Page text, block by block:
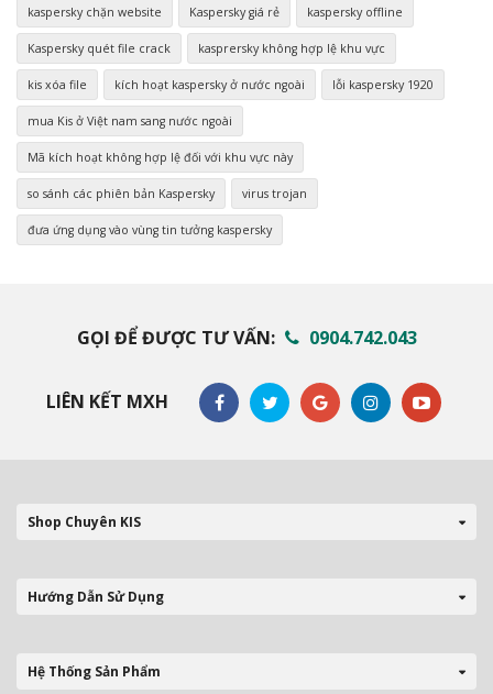
kaspersky chặn website Kaspersky giá rẻ kaspersky offline
Kaspersky quét file crack kasprersky không hợp lệ khu vực
kis xóa file kích hoạt kaspersky ở nước ngoài lỗi kaspersky 1920
mua Kis ở Việt nam sang nước ngoài
Mã kích hoạt không hợp lệ đối với khu vực này
so sánh các phiên bản Kaspersky virus trojan
đưa ứng dụng vào vùng tin tưởng kaspersky
GỌI ĐỂ ĐƯỢC TƯ VẤN: 0904.742.043
LIÊN KẾT MXH
Shop Chuyên KIS
Hướng Dẫn Sử Dụng
Hệ Thống Sản Phẩm